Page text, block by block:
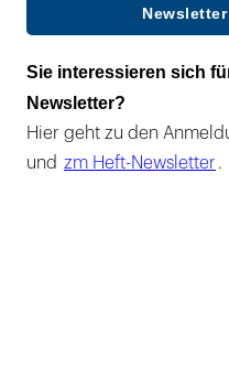
Sie interessieren sich
Newsletter?
Hier geht zu den
und zm Heft-Newsletter .